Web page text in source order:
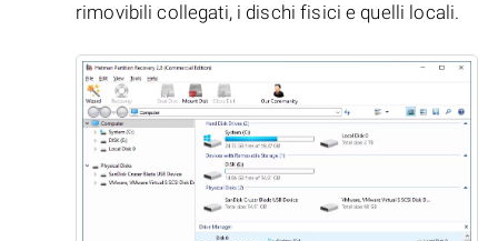
rimovibili collegati, i dischi fisici e quelli locali.